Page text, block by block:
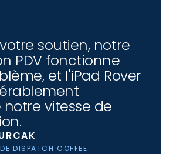
soutien, notre
PDV fonctionne
et l'iPad Rover
vitesse de
DISPATCH COFFEE